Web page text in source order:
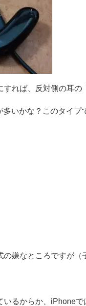
れば、反対側の耳の
多いかな？このタイプ
の嫌なところですが
いるからか、iPhone